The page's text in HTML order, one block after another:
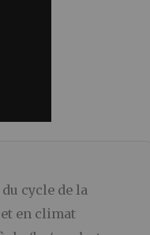
cycle de la
en climat